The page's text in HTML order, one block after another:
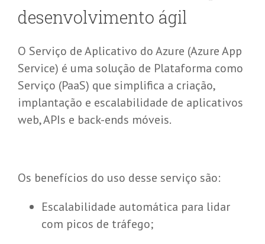
desenvolvimento ágil
O Serviço de Aplicativo do Azure (Azure App
Service) é uma solução de Plataforma como
Serviço (PaaS) que simplifica a criação,
implantação e escalabilidade de aplicativos
web, APIs e back-ends móveis.
Os benefícios do uso desse serviço são:
Escalabilidade automática para lidar
com picos de tráfego;